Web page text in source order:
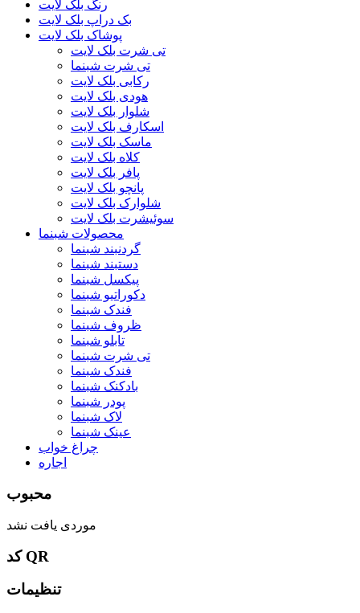
رنگ بلک لایت
بک دراپ بلک لایت
پوشاک بلک لایت
تی شرت بلک لایت
تی شرت شبنما
رکابی بلک لایت
هودی بلک لایت
شلوار بلک لایت
اسکارف بلک لایت
ماسک بلک لایت
کلاه بلک لایت
پافر بلک لایت
پانچو بلک لایت
شلوارک بلک لایت
سوئیشرت بلک لایت
محصولات شبنما
گردنبند شبنما
دستبند شبنما
پیکسل شبنما
دکوراتیو شبنما
فندک شبنما
ظروف شبنما
تابلو شبنما
تی شرت شبنما
فندک شبنما
بادکنک شبنما
پودر شبنما
لاک شبنما
عینک شبنما
چراغ خواب
اجاره
محبوب
موردی یافت نشد
کد QR
تنظیمات